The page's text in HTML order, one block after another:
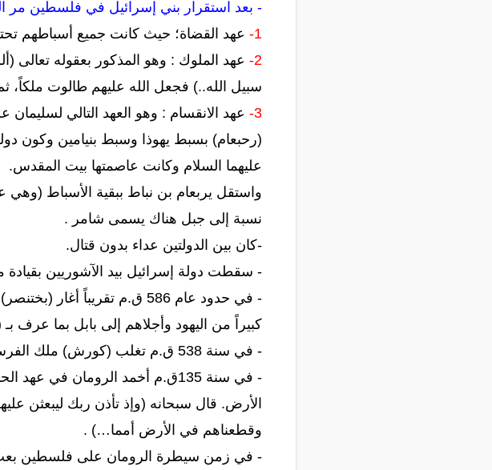
- بعد استقرار بني إسرائيل في فلسطين مر
1-
عهد القضاة؛ حيث كانت جميع أسباطهم تحتكم
2-
عهد الملوك : وهو المذكور بعقوله تعالى
سبيل الله..) فجعل الله عليهم طالوت ملكاً،
3-
عهد الانقسام : وهو العهد التالي
(رحبعام) بسبط يهوذا وسبط بنيامين وكون
عليهما السلام وكانت عاصمتها بيت المقدس.
واستقل يربعام بن نباط ببقية الأسباط
نسبة إلى جبل هناك يسمى شامر .
-كان بين الدولتين عداء بدون قتال.
- سقطت دولة إسرائيل بيد الآشوريين بقيادة ملكهم (سرجون) عام 722 ق.م، وسقطت
- في حدود عام 586 ق.م
كبيراً من اليهود وأجلاهم إلى بابل بما عرف بـ
- في سنة 538 ق.م تغلب (كورش) ملك الفرس على البابليين فأطلق سراح اليهود ورجع كثير منهم إلى فلسطين.
- في سنة 135ق.م أخمد الرومان في
الأرض. قال سبحانه (وإذ تأذن ربك ليبعثن
وقطعناهم في الأرض أمما…) .
- في زمن سيطرة الرومان على فلسطين بعث